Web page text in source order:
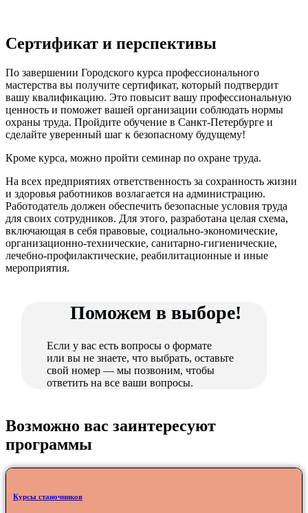
Сертификат и перспективы
По завершении Городского курса профессионального
мастерства вы получите сертификат, который подтвердит
вашу квалификацию. Это повысит вашу профессиональную
ценность и поможет вашей организации соблюдать нормы
охраны труда. Пройдите обучение в Санкт-Петербурге и
сделайте уверенный шаг к безопасному будущему!
Кроме курса, можно пройти семинар по охране труда.
На всех предприятиях ответственность за сохранность жизни
и здоровья работников возлагается на администрацию.
Работодатель должен обеспечить безопасные условия труда
для своих сотрудников. Для этого, разработана целая схема,
включающая в себя правовые, социально-экономические,
организационно-технические, санитарно-гигиенические,
лечебно-профилактические, реабилитационные и иные
мероприятия.
Поможем в выборе!
Если у вас есть вопросы о формате
или вы не знаете, что выбрать, оставьте
свой номер — мы позвоним, чтобы
ответить на все ваши вопросы.
Возможно вас заинтересуют
программы
Курсы станочников